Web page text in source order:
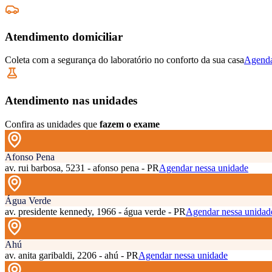
Atendimento domiciliar
Coleta com a segurança do laboratório no conforto da sua casa
Atendimento nas unidades
Confira as unidades que fazem o exame
Afonso Pena
av. rui barbosa, 5231 - afonso pena - PRAgendar nessa unidade
Água Verde
av. presidente kennedy, 1966 - água verde - PRAgendar nessa
Ahú
av. anita garibaldi, 2206 - ahú - PRAgendar nessa unidade